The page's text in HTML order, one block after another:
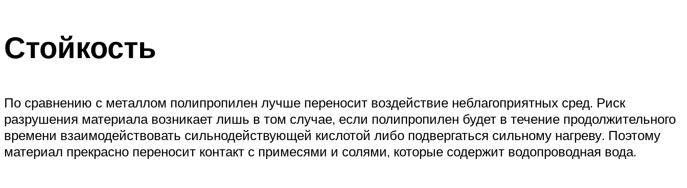
Стойкость
По сравнению с металлом полипропилен лучше переносит воздействие неблагоприятных сред. Риск
разрушения материала возникает лишь в том случае, если полипропилен будет в течение продолжительного
времени взаимодействовать сильнодействующей кислотой либо подвергаться сильному нагреву. Поэтому
материал прекрасно переносит контакт с примесями и солями, которые содержит водопроводная вода.